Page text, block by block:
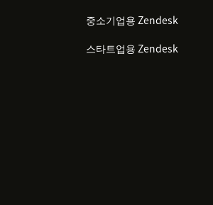
중소기업용 Zendesk
스타트업용 Zendesk